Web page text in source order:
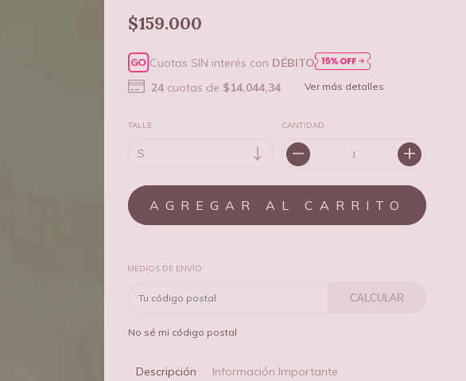
$159.000
Cuotas SIN interés con DÉBITO
24 cuotas de $14.044,34 Ver más detalles
TALLE CANTIDAD
MEDIOS DE ENVÍO
CALCULAR
No sé mi código postal
Descripción Información Importante